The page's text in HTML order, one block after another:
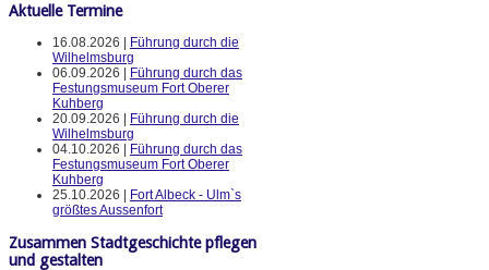
Aktuelle Termine
16.08.2026 |
Führung durch die
Wilhelmsburg
06.09.2026 |
Führung durch das
Festungsmuseum Fort Oberer
Kuhberg
20.09.2026 |
Führung durch die
Wilhelmsburg
04.10.2026 |
Führung durch das
Festungsmuseum Fort Oberer
Kuhberg
25.10.2026 |
Fort Albeck - Ulm`s
größtes Aussenfort
Zusammen Stadtgeschichte pflegen
und gestalten